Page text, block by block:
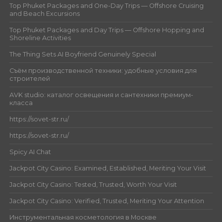
Top Phuket Packages and One-Day Trips — Offshore Cruising
and Beach Excursions
Top Phuket Packages and Day Trips — Offshore Hopping and
Shoreline Activities
The Thing Sets AI Boyfriend Genuinely Special
Съём производственной техники: удобные условия для
строителей
AVK studio: каталог освещения и сантехники премиум-
класса
https://sovet-str.ru/
https://sovet-str.ru/
Spicy AI Chat
Jackpot City Casino: Examined, Established, Meriting Your Visit
Jackpot City Casino: Tested, Trusted, Worth Your Visit
Jackpot City Casino: Verified, Trusted, Meriting Your Attention
Инструментальная косметология в Москве